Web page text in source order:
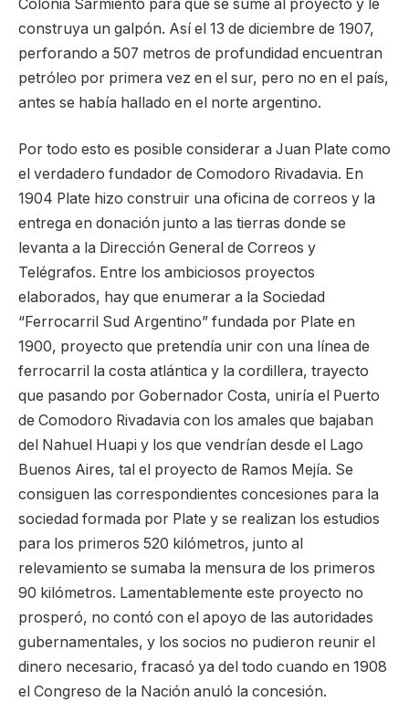
Colonia Sarmiento para que se sume al proyecto y le
construya un galpón. Así el 13 de diciembre de 1907,
perforando a 507 metros de profundidad encuentran
petróleo por primera vez en el sur, pero no en el país,
antes se había hallado en el norte argentino.
Por todo esto es posible considerar a Juan Plate como
el verdadero fundador de Comodoro Rivadavia. En
1904 Plate hizo construir una oficina de correos y la
entrega en donación junto a las tierras donde se
levanta a la Dirección General de Correos y
Telégrafos. Entre los ambiciosos proyectos
elaborados, hay que enumerar a la Sociedad
“Ferrocarril Sud Argentino” fundada por Plate en
1900, proyecto que pretendía unir con una línea de
ferrocarril la costa atlántica y la cordillera, trayecto
que pasando por Gobernador Costa, uniría el Puerto
de Comodoro Rivadavia con los amales que bajaban
del Nahuel Huapi y los que vendrían desde el Lago
Buenos Aires, tal el proyecto de Ramos Mejía. Se
consiguen las correspondientes concesiones para la
sociedad formada por Plate y se realizan los estudios
para los primeros 520 kilómetros, junto al
relevamiento se sumaba la mensura de los primeros
90 kilómetros. Lamentablemente este proyecto no
prosperó, no contó con el apoyo de las autoridades
gubernamentales, y los socios no pudieron reunir el
dinero necesario, fracasó ya del todo cuando en 1908
el Congreso de la Nación anuló la concesión.